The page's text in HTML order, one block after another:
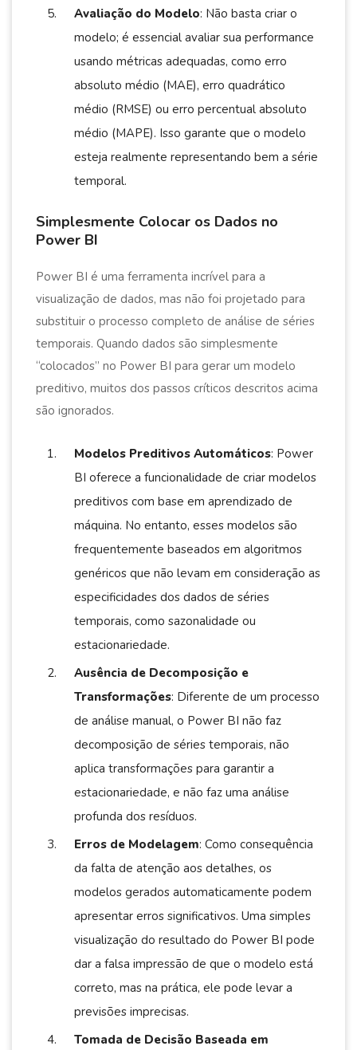
Avaliação do Modelo: Não basta criar o
modelo; é essencial avaliar sua performance
usando métricas adequadas, como erro
absoluto médio (MAE), erro quadrático
médio (RMSE) ou erro percentual absoluto
médio (MAPE). Isso garante que o modelo
esteja realmente representando bem a série
temporal.
Simplesmente Colocar os Dados no
Power BI
Power BI é uma ferramenta incrível para a
visualização de dados, mas não foi projetado para
substituir o processo completo de análise de séries
temporais. Quando dados são simplesmente
“colocados” no Power BI para gerar um modelo
preditivo, muitos dos passos críticos descritos acima
são ignorados.
Modelos Preditivos Automáticos: Power
BI oferece a funcionalidade de criar modelos
preditivos com base em aprendizado de
máquina. No entanto, esses modelos são
frequentemente baseados em algoritmos
genéricos que não levam em consideração as
especificidades dos dados de séries
temporais, como sazonalidade ou
estacionariedade.
Ausência de Decomposição e
Transformações: Diferente de um processo
de análise manual, o Power BI não faz
decomposição de séries temporais, não
aplica transformações para garantir a
estacionariedade, e não faz uma análise
profunda dos resíduos.
Erros de Modelagem: Como consequência
da falta de atenção aos detalhes, os
modelos gerados automaticamente podem
apresentar erros significativos. Uma simples
visualização do resultado do Power BI pode
dar a falsa impressão de que o modelo está
correto, mas na prática, ele pode levar a
previsões imprecisas.
Tomada de Decisão Baseada em